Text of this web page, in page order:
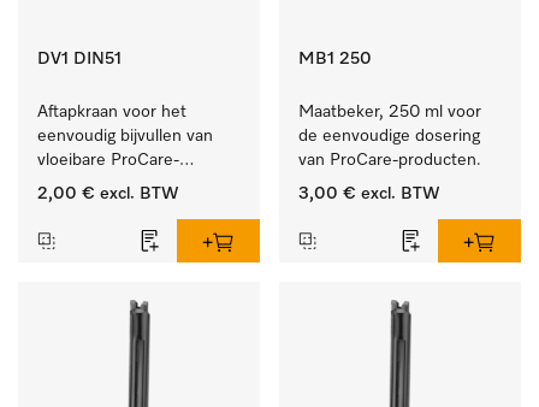
DV1 DIN51
Aftapkraan voor het
eenvoudig bijvullen van
vloeibare ProCare-
producten.
2,00 € excl. BTW
MB1 250
Maatbeker, 250 ml voor
de eenvoudige dosering
van ProCare-producten.
3,00 € excl. BTW